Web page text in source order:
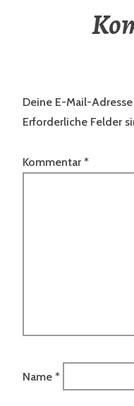
Deine E-Mail-
Erforderliche Felder
Kommentar *
Name *